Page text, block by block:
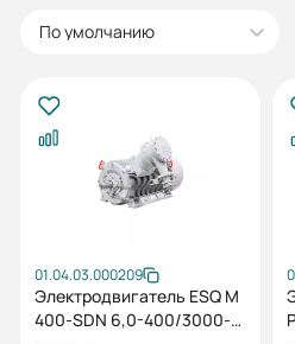
По умолчанию
01.04.03.000209
Электродвигатель ESQ M
400-SDN 6,0-400/3000-